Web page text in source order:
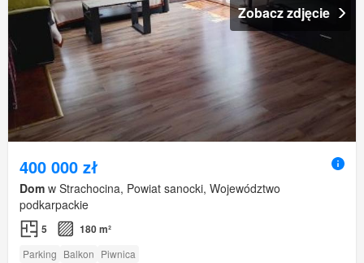
Zobacz zdjęcie
400 000 zł
Dom w Strachocina, Powiat sanocki, Województwo
podkarpackie
5 180 m²
Parking Balkon Piwnica